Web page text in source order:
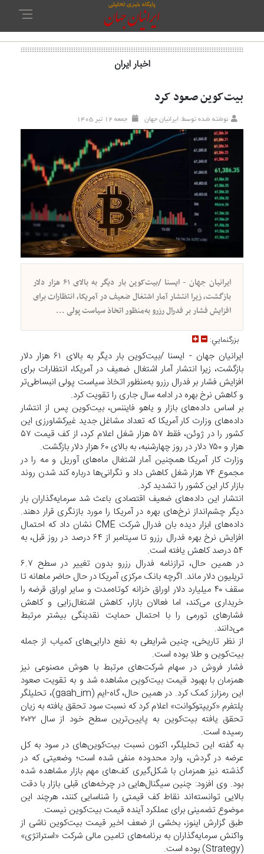
اخبار ایران
بیت‌کوین صعود کرد
نوشته شده توسط: ایرانیان جهان جمعه ۱۲ تير ۱۴۰۵
ایرانیان جهان - ایسنا /بیت‌کوین بار دیگر به بالای ۶۱ هزار دلار
بازگشت، زیرا انتشار آمار اشتغال ضعیف در آمریکا، انتظارات برای
افزایش فشار بر فدرال رزرو به‌منظور اتخاذ سیاست پولی ...
بزرگنمايي:
ایرانیان جهان - ایسنا /بیت‌کوین بار دیگر به بالای ۶۱ هزار دلار
بازگشت، زیرا انتشار آمار اشتغال ضعیف در آمریکا، انتظارات برای
افزایش فشار بر فدرال رزرو به‌منظور اتخاذ سیاست پولی انبساطی‌تر
و کاهش نرخ بهره در ادامه سال جاری را تقویت کرد.
بر اساس داده‌های بازار و یاهو فایننس، بیت‌کوین پس از انتشار
داده‌های وزارت کار آمریکا که تعداد مشاغل جدید غیرکشاورزی این
کشور را در ژوئن، فقط ۵۷ هزار شغل اعلام کرد، از کف قیمت ۵۷
هزار و ۷۵۰ دلار در روز چهارشنبه، به بالای ۶۰ هزار دلار بازگشت.
وزارت کار آمریکا همچنین آمار اشتغال ماه‌های آوریل و مه را در
مجموع ۷۴ هزار شغل کاهش داد و نگرانی‌ها درباره کند شدن روند
بازار کار این کشور را تشدید کرد.
انتشار این داده‌های ضعیف اقتصادی باعث شد سرمایه‌گذاران بار
دیگر چشم‌انداز نرخ‌های بهره در آمریکا را مورد بازنگری قرار دهند.
داده‌های ابزار دیده بان فدرال شرکت CME نشان داد که احتمال
افزایش نرخ بهره فدرال رزرو تا سپتامبر از ۶۴ درصد در روز قبل، به
۵۴ درصد کاهش یافته است.
در همین حال، ترازنامه فدرال رزرو بدون تغییر در سطح ۶.۷
تریلیون دلار ماند. اگرچه بانک مرکزی آمریکا در حال حاضر ماهانه تا
سقف ۴۰ میلیارد دلار اوراق خزانه کوتاه‌مدت و سایر اوراق قرضه را
خریداری می‌کند، اما فعالان بازار، کاهش اشتغال‌زایی و کاهش
فشارهای تورمی را با احتمال حمایت نقدینگی بیشتر مرتبط
می‌دانند.
از نظر تاریخی، چنین شرایطی به نفع دارایی‌های کمیاب از جمله
بیت‌کوین‌ و طلا بوده است.
فشار فروش در سهام شرکت‌های مرتبط با هوش مصنوعی نیز
همزمان با بهبود قیمت بیت‌کوین مشاهده شد و به تقویت صعود
این رمزارز کمک کرد. در همین حال، گاه-ایم (gaah_im)، تحلیلگر
پلتفرم «کریپتوکوانت» اعلام کرد که نسبت سود تحقق‌ یافته به زیان
تحقق‌ یافته بیت‌کوین به پایین‌ترین سطح خود از سال ۲۰۲۲
رسیده است.
به گفته این تحلیلگر، اکنون نسبت بیت‌کوین‌های در سود به کل
عرضه در گردش، وارد محدوده منفی شده است؛ وضعیتی که در
گذشته نیز همزمان با شکل‌گیری کف‌های مهم بازار مشاهده شده
بود. وی افزود: چنین سیگنال‌هایی در چرخه‌های قبلی بازار با دقت
بالایی توانسته‌اند نقاط کف قیمتی را شناسایی کنند، هرچند این
موضوع تضمینی برای عملکرد آینده قیمت بیت‌کوین نیست.
طبق گزارش اینوز، بخشی از ضعف اخیر قیمت بیت‌کوین ناشی از
واکنش سرمایه‌گذاران به برنامه‌های تامین مالی شرکت «استراتژی»
(Strategy) بوده است.